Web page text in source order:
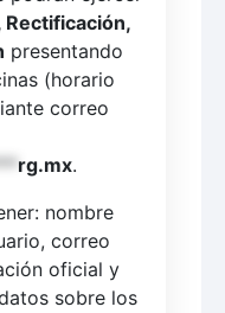
Rectificación,
presentando
(horario
correo
rg.mx.
nombre
correo
oficial y
sobre los